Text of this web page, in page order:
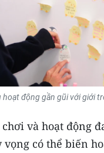
hoạt động gần gũi với giới
và hoạt động
có thể biến